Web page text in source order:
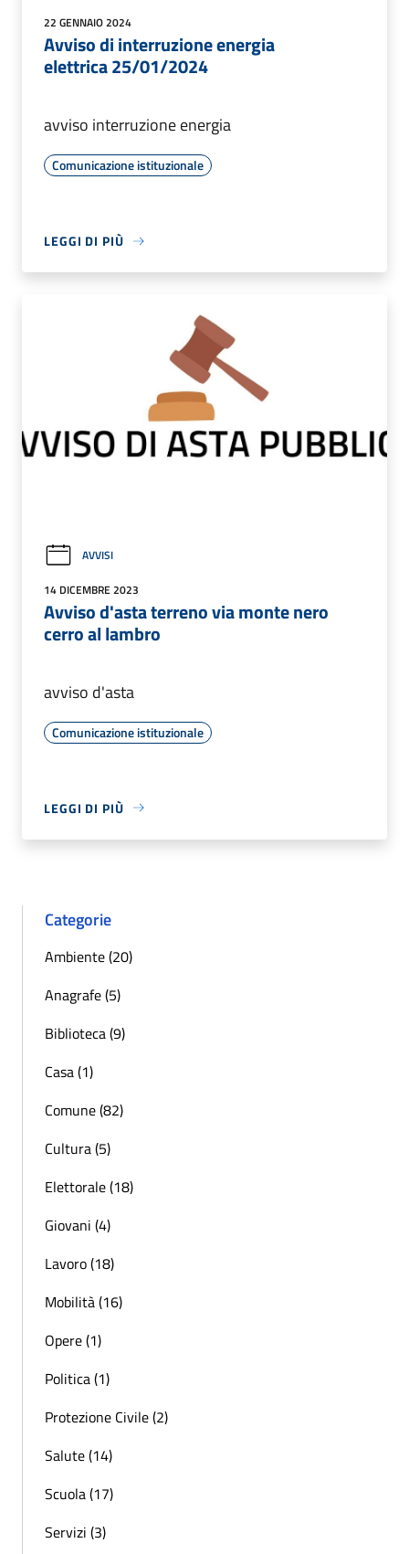
22 GENNAIO 2024
Avviso di interruzione energia
elettrica 25/01/2024
avviso interruzione energia
Comunicazione istituzionale
LEGGI DI PIÙ
AVVISI
14 DICEMBRE 2023
Avviso d'asta terreno via monte nero
cerro al lambro
avviso d'asta
Comunicazione istituzionale
LEGGI DI PIÙ
Categorie
Ambiente (20)
Anagrafe (5)
Biblioteca (9)
Casa (1)
Comune (82)
Cultura (5)
Elettorale (18)
Giovani (4)
Lavoro (18)
Mobilità (16)
Opere (1)
Politica (1)
Protezione Civile (2)
Salute (14)
Scuola (17)
Servizi (3)